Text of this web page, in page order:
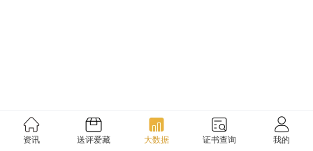
资讯 送评爱藏 大数据 证书查询 我的